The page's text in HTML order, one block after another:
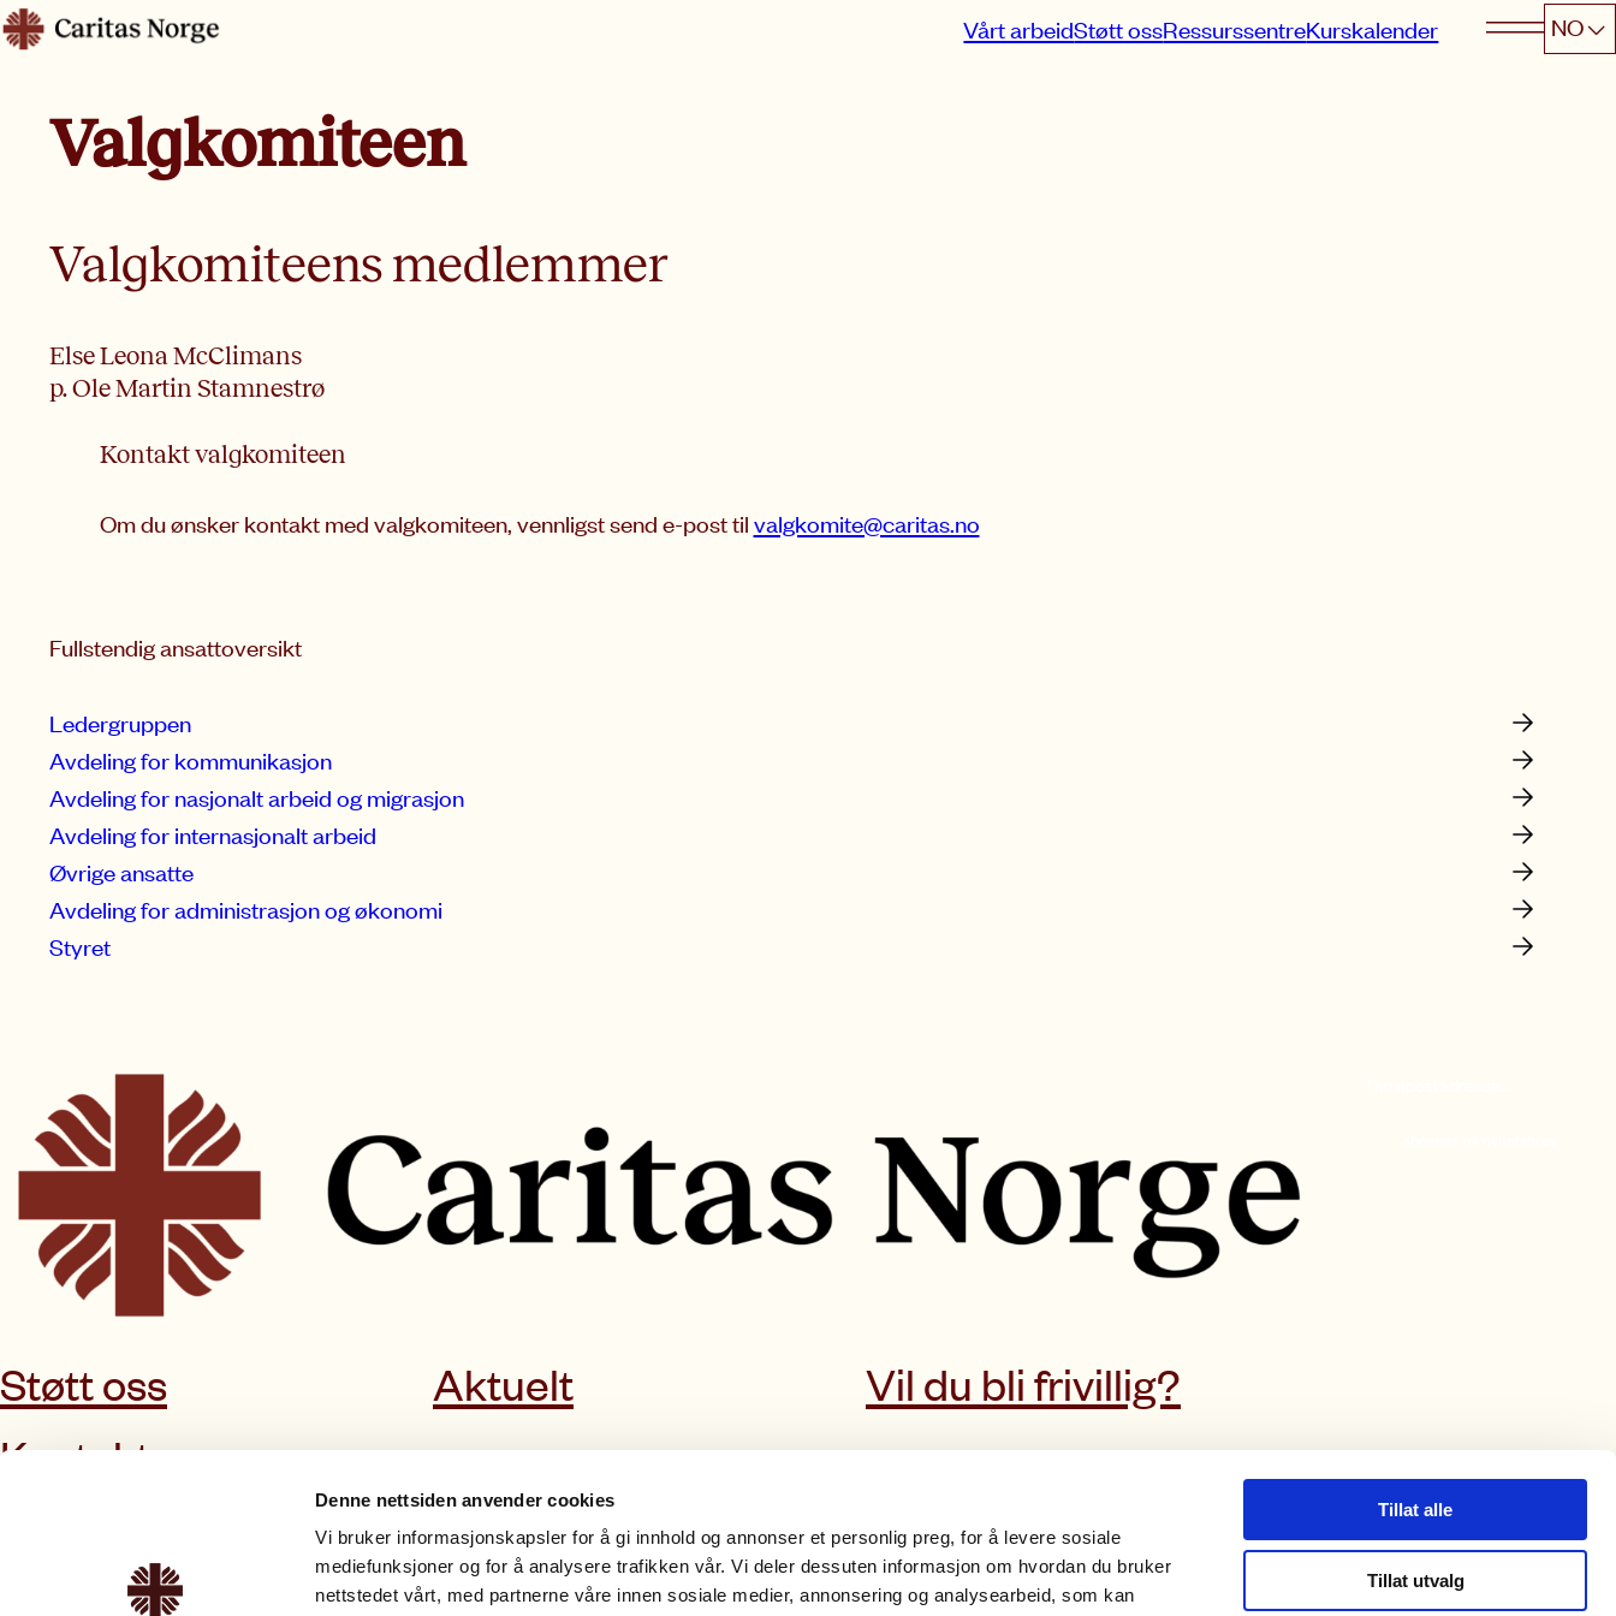
Denne nettsiden anvender cookies
Vi bruker informasjonskapsler for å gi innhold og annonser et personlig preg, for å levere sosiale
mediefunksjoner og for å analysere trafikken vår. Vi deler dessuten informasjon om hvordan du bruker
nettstedet vårt, med partnerne våre innen sosiale medier, annonsering og analysearbeid, som kan
Tillat alle
Tillat utvalg
Hopp
tilCaritas
Vårt arbeidStøtt ossRessurssentreKurskalender NO
Valgkomiteen
Valgkomiteens medlemmer
Else Leona McClimans
p. Ole Martin Stamnestrø
Kontakt valgkomiteen
Om du ønsker kontakt med valgkomiteen, vennligst send e-post tilvalgkomite@caritas.no
Fullstendig ansattoversikt
Ledergruppen
Avdeling for kommunikasjon
Avdeling for nasjonalt arbeid og migrasjon
Avdeling for internasjonalt arbeid
Øvrige ansatte
Avdeling for administrasjon og økonomi
Styret
Støtt oss Aktuelt
Vil du bli frivillig?
Kontakt oss
Storgata 38, 0182 Oslo.
+ 47 23 33 43 60
caritas@caritas.no